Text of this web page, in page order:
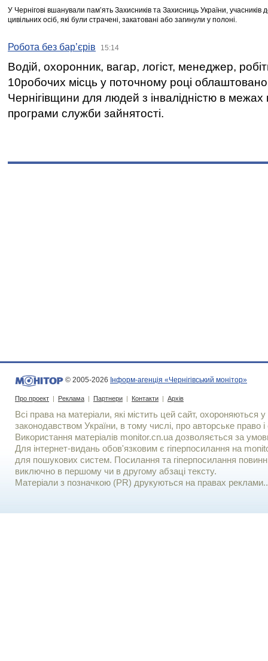
У Чернігові вшанували пам’ять Захисників та Захисниць України,
цивільних осіб, які були страчені, закатовані або загинули у полоні.
Робота без бар’єрів 15:14
Водій, охоронник, вагар, логіст, менеджер,
10робочих місць у поточному році
Чернігівщини для людей з інвалідністю в межах
програми служби зайнятості.
© 2005-2026 Інформ-агенція «Чернігівський монітор»
Про проект | Реклама | Партнери | Контакти | Архів
Всі права на матеріали, які містить цей сайт, охороняються у
законодавством України, в тому числі, про авторське право і
Використання матерiалiв monitor.cn.ua дозволяється за
Для iнтернет-видань обов'язковим є гiперпосилання на
для пошукових систем. Посилання та гіперпосилання
виключно в першому чи в другому абзаці тексту.
Матеріали з позначкою (PR) друкуються на правах реклами..